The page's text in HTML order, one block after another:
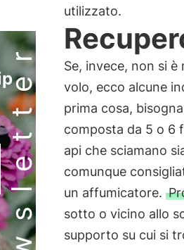
Newsletter
utilizzato.
Se, invece, non si
volo, ecco alcune
prima cosa,
composta da 5 o 6
api che sciamano
comunque
un affumicatore.
sotto o vicino allo
supporto su cui si